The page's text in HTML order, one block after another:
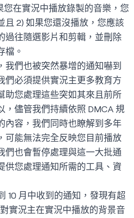
您在實況中播放錄製的音樂，您
且 2) 如果您還沒播放，您應該
過往隨選影片和剪輯，並刪除
檔。
我們也被突然暴增的通知嚇到
們必須提供實況主更多教育方
助您處理這些突如其來且前所
，儘管我們持續依照 DMCA 規
內容，我們同時也瞭解到多年
可能無法完全反映您目前播放
們也會暫停處理與這一大批通
供您處理通知所需的工具、資
10 月中收到的通知，發現有超
實況主在實況中播放的背景音